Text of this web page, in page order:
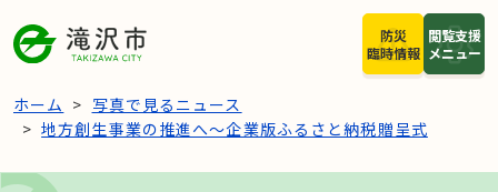
閲覧支援
メニュー
防災
臨時情報
ホーム
写真で見るニュース
地方創生事業の推進へ～企業版ふるさと納税贈呈式